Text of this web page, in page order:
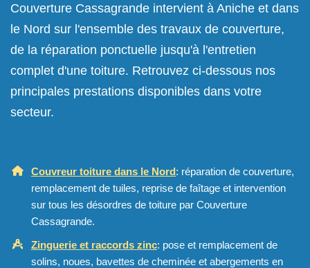
Couverture Cassagrande intervient à Aniche et dans
le Nord sur l'ensemble des travaux de couverture,
de la réparation ponctuelle jusqu'à l'entretien
complet d'une toiture. Retrouvez ci-dessous nos
principales prestations disponibles dans votre
secteur.
Couvreur toiture dans le Nord: réparation de couverture,
remplacement de tuiles, reprise de faîtage et intervention
sur tous les désordres de toiture par Couverture
Cassagrande.
Zinguerie et raccords zinc: pose et remplacement de
solins, noues, bavettes de cheminée et abergements en